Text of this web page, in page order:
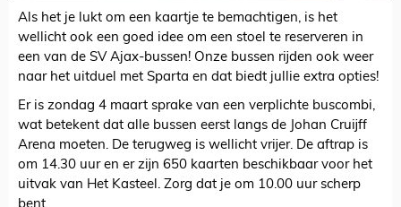
Als het je lukt om een kaartje te bemachtigen, is het
wellicht ook een goed idee om een stoel te reserveren in
een van de SV Ajax-bussen! Onze bussen rijden ook weer
naar het uitduel met Sparta en dat biedt jullie extra opties!
Er is zondag 4 maart sprake van een verplichte buscombi,
wat betekent dat alle bussen eerst langs de Johan Cruijff
Arena moeten. De terugweg is wellicht vrijer. De aftrap is
om 14.30 uur en er zijn 650 kaarten beschikbaar voor het
uitvak van Het Kasteel. Zorg dat je om 10.00 uur scherp